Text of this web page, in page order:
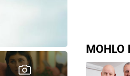
MOHLO